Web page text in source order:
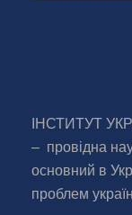
ІНСТИТУТ
– провідна
основний в
проблем